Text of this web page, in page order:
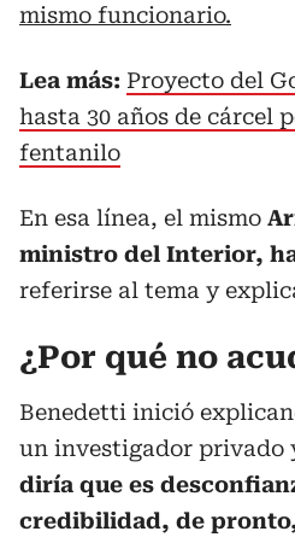
mismo funcionario.
Lea más: Proyecto del
hasta 30 años de cárcel
fentanilo
En esa línea, el mismo
ministro del Interior,
referirse al tema y
¿Por qué no
Benedetti inició
un investigador privado
diría que es
credibilidad, de